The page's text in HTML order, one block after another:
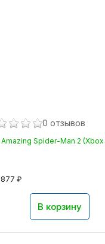
0 отзывов
Spider-Man 2 (Xbox
877 ₽
В корзину